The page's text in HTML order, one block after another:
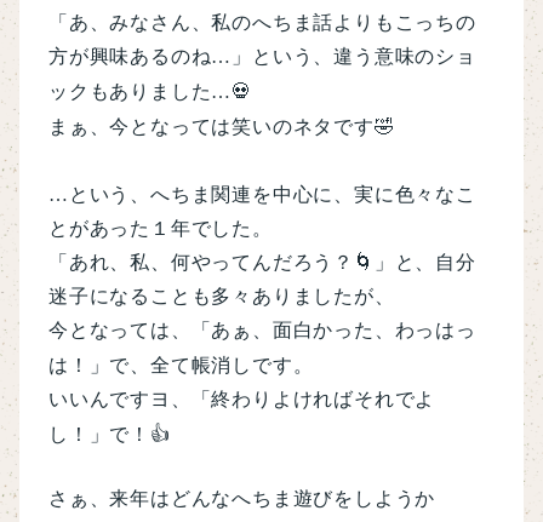
「あ、みなさん、私のへちま話よりもこっちの
方が興味あるのね… 」という、違う意味のショ
ックもありました…💀
まぁ、今となっては笑いのネタです🤣
… という、へちま関連を中心に、実に色々なこ
とがあった１年でした。
「あれ、私、何やってんだろう？ 🌀 」と、自分
迷子になることも多々ありましたが、
今となっては、「あぁ、面白かった、わっはっ
は！」で、全て帳消しです。
いいんですヨ、「終わりよければそれでよ
し！」で！ 👍
さぁ、来年はどんなへちま遊びをしようか